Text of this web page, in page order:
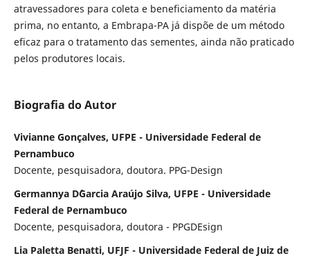
atravessadores para coleta e beneficiamento da matéria
prima, no entanto, a Embrapa-PA já dispõe de um método
eficaz para o tratamento das sementes, ainda não praticado
pelos produtores locais.
Biografia do Autor
Vivianne Gonçalves, UFPE - Universidade Federal de
Pernambuco
Docente, pesquisadora, doutora. PPG-Design
Germannya D´Garcia Araújo Silva, UFPE - Universidade
Federal de Pernambuco
Docente, pesquisadora, doutora - PPGDEsign
Lia Paletta Benatti, UFJF - Universidade Federal de Juiz de